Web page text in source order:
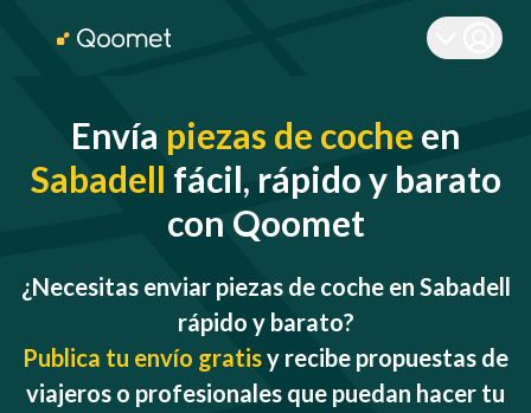
Envía piezas de coche en
Sabadell fácil, rápido y barato
con Qoomet
¿Necesitas enviar piezas de coche en Sabadell
rápido y barato?
Publica tu envío gratisy recibe propuestas de
viajeros o profesionales que puedan hacer tu